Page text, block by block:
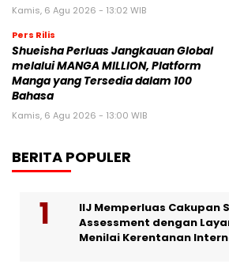
Kamis, 6 Agu 2026 - 13:02 WIB
Pers Rilis
Shueisha Perluas Jangkauan Global
melalui MANGA MILLION, Platform
Manga yang Tersedia dalam 100
Bahasa
Kamis, 6 Agu 2026 - 13:00 WIB
BERITA POPULER
IIJ Memperluas Cakupan
Assessment dengan
Menilai Kerentanan